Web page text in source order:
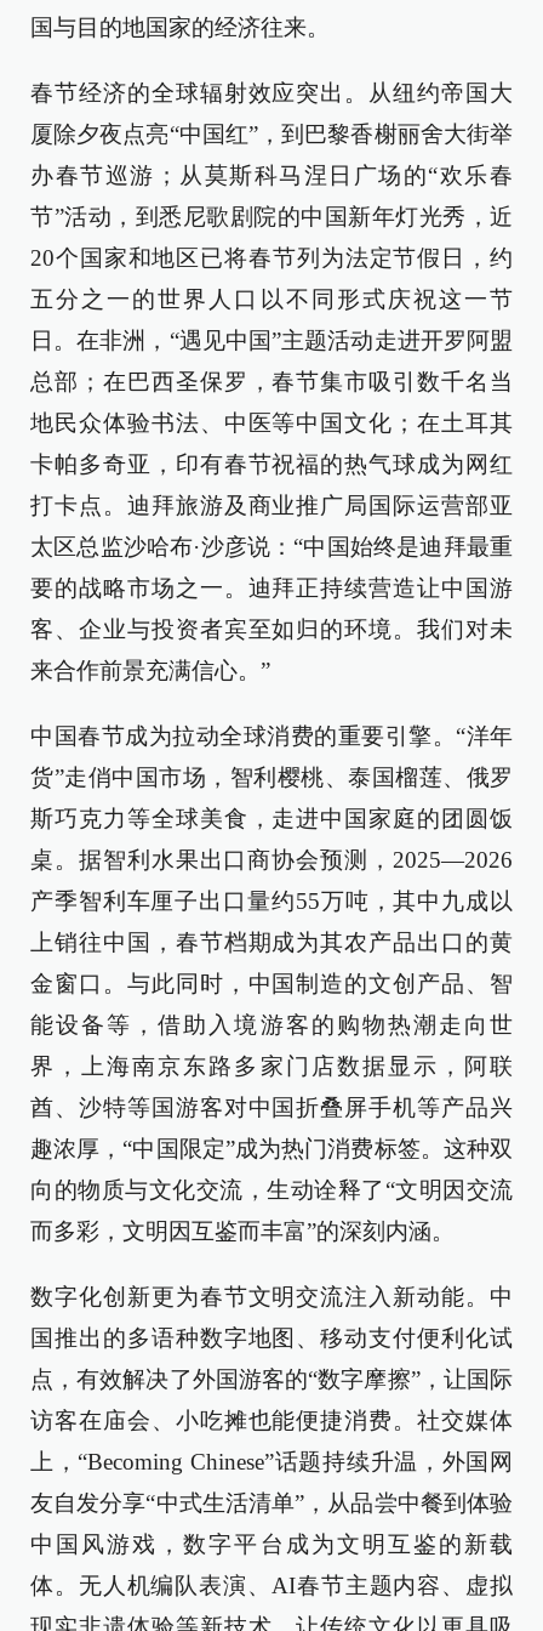
国与目的地国家的经济往来。
春节经济的全球辐射效应突出。从纽约帝国大
厦除夕夜点亮“中国红”，到巴黎香榭丽舍大街举
办春节巡游；从莫斯科马涅日广场的“欢乐春
节”活动，到悉尼歌剧院的中国新年灯光秀，近
20个国家和地区已将春节列为法定节假日，约
五分之一的世界人口以不同形式庆祝这一节
日。在非洲，“遇见中国”主题活动走进开罗阿盟
总部；在巴西圣保罗，春节集市吸引数千名当
地民众体验书法、中医等中国文化；在土耳其
卡帕多奇亚，印有春节祝福的热气球成为网红
打卡点。迪拜旅游及商业推广局国际运营部亚
太区总监沙哈布·沙彦说：“中国始终是迪拜最重
要的战略市场之一。迪拜正持续营造让中国游
客、企业与投资者宾至如归的环境。我们对未
来合作前景充满信心。”
中国春节成为拉动全球消费的重要引擎。“洋年
货”走俏中国市场，智利樱桃、泰国榴莲、俄罗
斯巧克力等全球美食，走进中国家庭的团圆饭
桌。据智利水果出口商协会预测，2025—2026
产季智利车厘子出口量约55万吨，其中九成以
上销往中国，春节档期成为其农产品出口的黄
金窗口。与此同时，中国制造的文创产品、智
能设备等，借助入境游客的购物热潮走向世
界，上海南京东路多家门店数据显示，阿联
酋、沙特等国游客对中国折叠屏手机等产品兴
趣浓厚，“中国限定”成为热门消费标签。这种双
向的物质与文化交流，生动诠释了“文明因交流
而多彩，文明因互鉴而丰富”的深刻内涵。
数字化创新更为春节文明交流注入新动能。中
国推出的多语种数字地图、移动支付便利化试
点，有效解决了外国游客的“数字摩擦”，让国际
访客在庙会、小吃摊也能便捷消费。社交媒体
上，“Becoming Chinese”话题持续升温，外国网
友自发分享“中式生活清单”，从品尝中餐到体验
中国风游戏，数字平台成为文明互鉴的新载
体。无人机编队表演、AI春节主题内容、虚拟